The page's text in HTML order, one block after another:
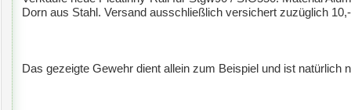
Dorn aus Stahl. Versand ausschließlich versichert zuzüglich
Das gezeigte Gewehr dient allein zum Beispiel und ist natürlich